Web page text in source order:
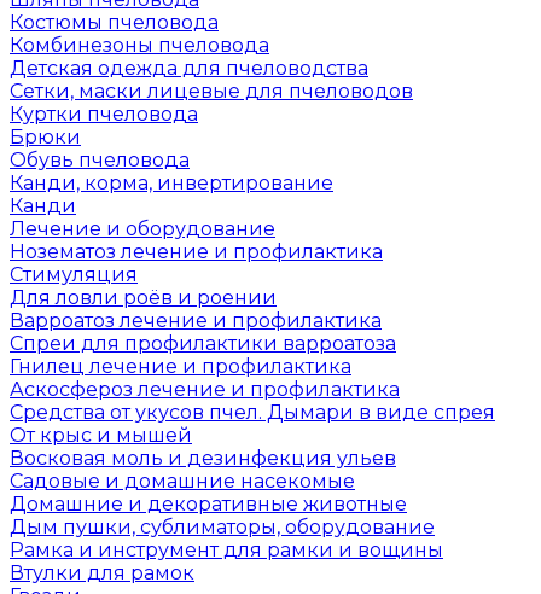
Костюмы пчеловода
Комбинезоны пчеловода
Детская одежда для пчеловодства
Сетки, маски лицевые для пчеловодов
Куртки пчеловода
Брюки
Обувь пчеловода
Канди, корма, инвертирование
Канди
Лечение и оборудование
Нозематоз лечение и профилактика
Стимуляция
Для ловли роёв и роении
Варроатоз лечение и профилактика
Спреи для профилактики варроатоза
Гнилец лечение и профилактика
Аскосфероз лечение и профилактика
Средства от укусов пчел. Дымари в виде спрея
От крыс и мышей
Восковая моль и дезинфекция ульев
Садовые и домашние насекомые
Домашние и декоративные животные
Дым пушки, сублиматоры, оборудование
Рамка и инструмент для рамки и вощины
Втулки для рамок